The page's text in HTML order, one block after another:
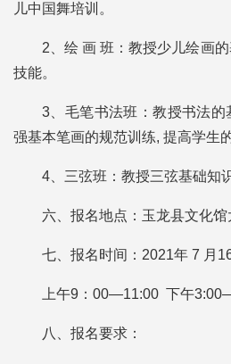
儿中国舞培训。
2、绘 画 班：教授少儿绘画
技能。
3、毛笔书法班：教授书法
强基本笔画的规范训练, 提高学生
4、三弦班：教授三弦基础知
六、报名地点：玉龙县文化馆
七、报名时间：2021年 7 月
上午9：00—11:00 下午
八、报名要求：